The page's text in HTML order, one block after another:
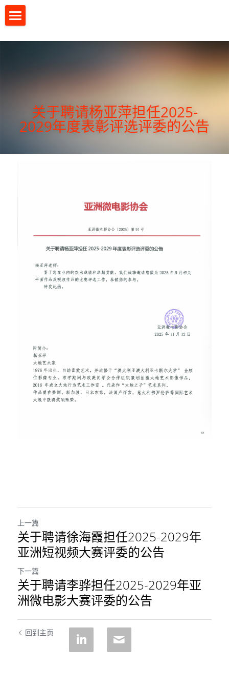
协会章程
协会会员
年度表彰评选
亚洲微电影大赛
亚洲短视频大赛
关于聘请杨亚萍担任2025-
2029年度表彰评选评委的公告
上一篇
关于聘请徐海霞担任2025-2029年
亚洲短视频大赛评委的公告
下一篇
关于聘请李骅担任2025-2029年亚
洲微电影大赛评委的公告
回到主页